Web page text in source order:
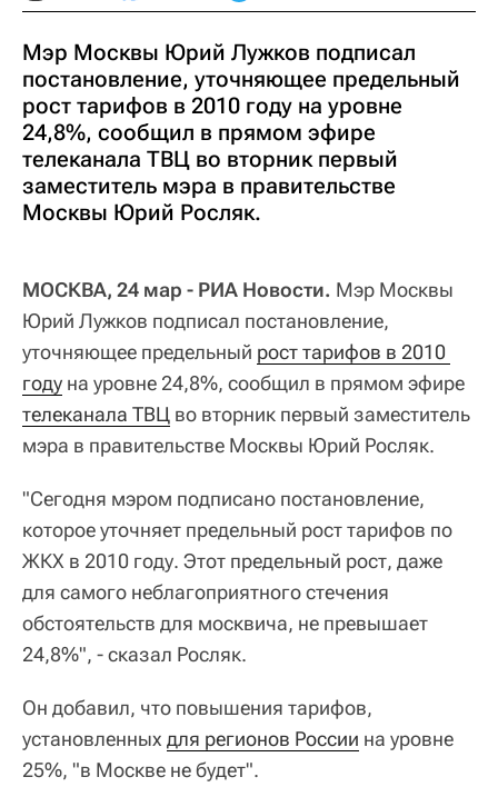
Мэр Москвы Юрий Лужков подписал
постановление, уточняющее предельный
рост тарифов в 2010 году на уровне
24,8%, сообщил в прямом эфире
телеканала ТВЦ во вторник первый
заместитель мэра в правительстве
Москвы Юрий Росляк.
МОСКВА, 24 мар - РИА Новости. Мэр Москвы
Юрий Лужков подписал постановление,
уточняющее предельный рост тарифов в 2010
году на уровне 24,8%, сообщил в прямом эфире
телеканала ТВЦ во вторник первый заместитель
мэра в правительстве Москвы Юрий Росляк.
"Сегодня мэром подписано постановление,
которое уточняет предельный рост тарифов по
ЖКХ в 2010 году. Этот предельный рост, даже
для самого неблагоприятного стечения
обстоятельств для москвича, не превышает
24,8%", - сказал Росляк.
Он добавил, что повышения тарифов,
установленных для регионов России на уровне
25%, "в Москве не будет".